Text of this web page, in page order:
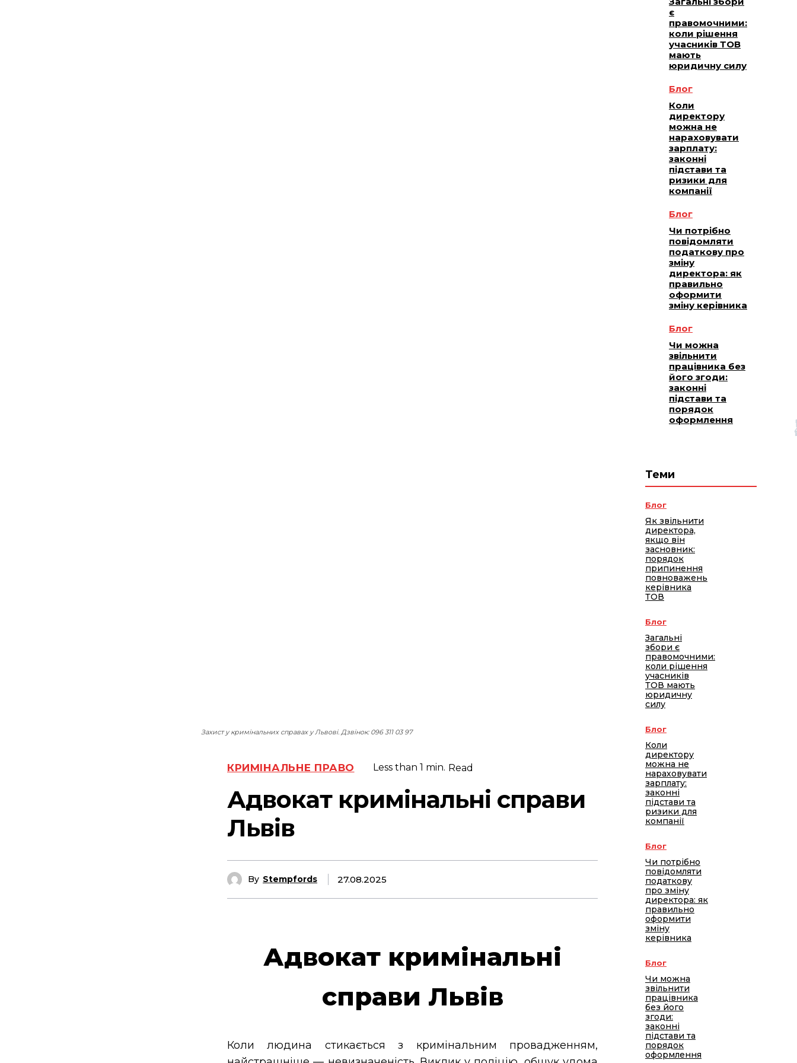
Захист у кримінальних справах у Львові. Дзвінок: 096 311 03 97
КРИМІНАЛЬНЕ ПРАВО Less than 1 min. Read
Адвокат кримінальні справи
Львів
By Stempfords 27.08.2025
Адвокат кримінальні
справи Львів
Коли людина стикається з кримінальним провадженням,
є
правомочними:
коли рішення
учасників ТОВ
мають
юридичну силу
Блог
Коли
директору
можна не
нараховувати
зарплату:
законні
підстави та
ризики для
компанії
Блог
Чи потрібно
повідомляти
податкову про
зміну
директора: як
правильно
оформити
зміну керівника
Блог
Чи можна
звільнити
працівника без
його згоди:
законні
підстави та
порядок
оформлення
Теми
Блог
Як звільнити
директора,
якщо він
засновник:
порядок
припинення
повноважень
керівника
ТОВ
Блог
Загальні
збори є
правомочними:
коли рішення
учасників
ТОВ мають
юридичну
силу
Блог
Коли
директору
можна не
нараховувати
зарплату:
законні
підстави та
ризики для
компанії
Блог
Чи потрібно
повідомляти
податкову
про зміну
директора: як
правильно
оформити
зміну
керівника
Блог
Чи можна
звільнити
працівника
без його
згоди:
законні
підстави та
порядок
оформлення